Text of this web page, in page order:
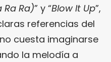
Ra Ra)” y “Blow It Up”,
referencias del
cuesta imaginarse
la melodía a